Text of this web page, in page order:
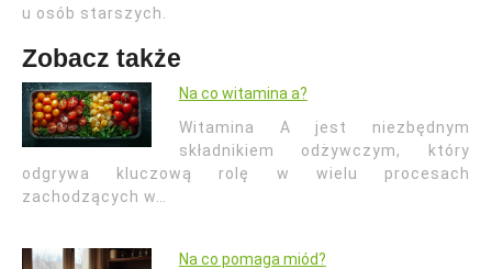
u osób starszych.
Zobacz także
Na co witamina a?
Witamina A jest niezbędnym
składnikiem odżywczym, który
odgrywa kluczową rolę w wielu procesach
zachodzących w…
Na co pomaga miód?